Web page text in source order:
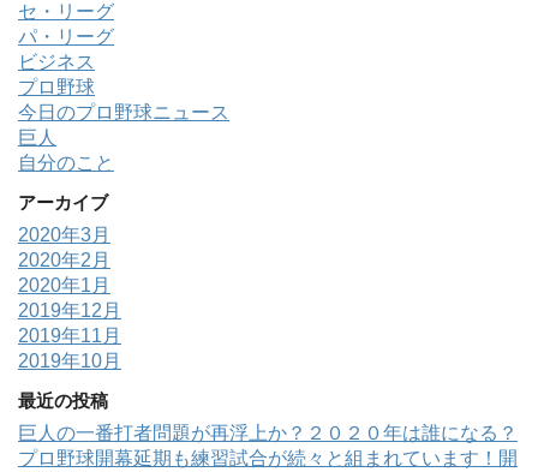
セ・リーグ
パ・リーグ
ビジネス
プロ野球
今日のプロ野球ニュース
巨人
自分のこと
アーカイブ
2020年3月
2020年2月
2020年1月
2019年12月
2019年11月
2019年10月
最近の投稿
巨人の一番打者問題が再浮上か？２０２０年は誰になる？
プロ野球開幕延期も練習試合が続々と組まれています！開